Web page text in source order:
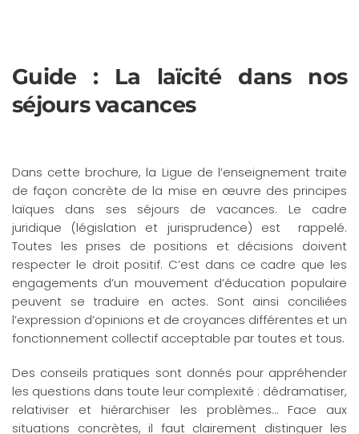
Guide : La laïcité dans nos
séjours vacances
Dans cette brochure, la Ligue de l’enseignement traite
de façon concrète de la mise en œuvre des principes
laïques dans ses séjours de vacances. Le cadre
juridique (législation et jurisprudence) est rappelé.
Toutes les prises de positions et décisions doivent
respecter le droit positif. C’est dans ce cadre que les
engagements d’un mouvement d’éducation populaire
peuvent se traduire en actes. Sont ainsi conciliées
l’expression d’opinions et de croyances différentes et un
fonctionnement collectif acceptable par toutes et tous.
Des conseils pratiques sont donnés pour appréhender
les questions dans toute leur complexité : dédramatiser,
relativiser et hiérarchiser les problèmes… Face aux
situations concrètes, il faut clairement distinguer les